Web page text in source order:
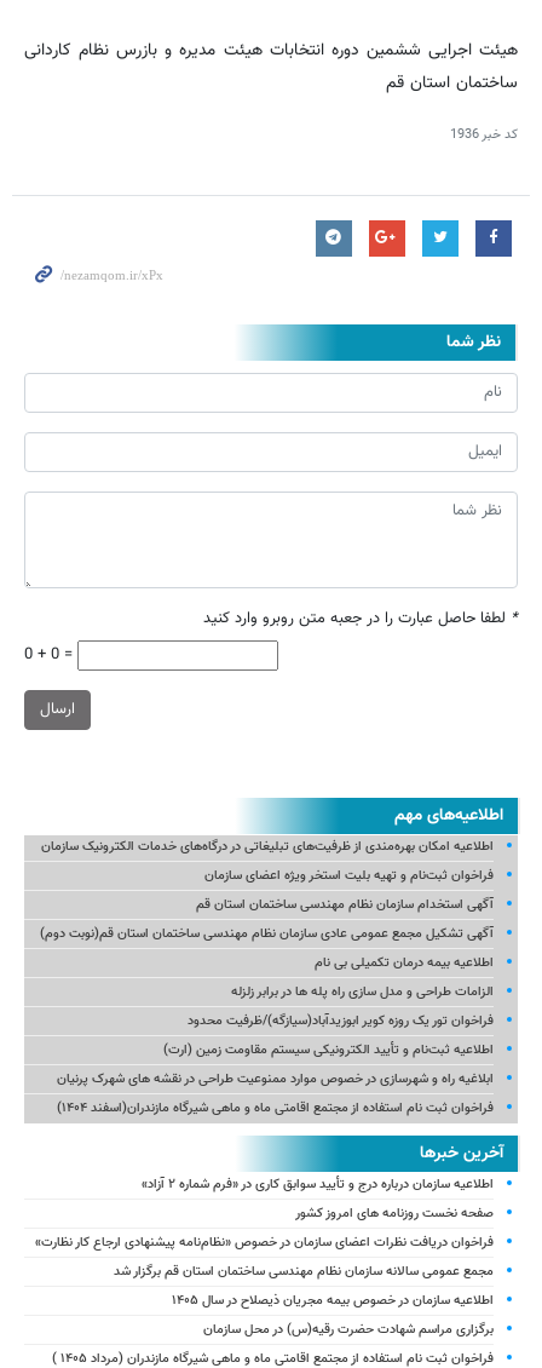
هیئت اجرایی ششمین دوره انتخابات هیئت مدیره و بازرس نظام کاردانی
ساختمان استان قم
کد خبر1936
نظر شما
* لطفا حاصل عبارت را در جعبه متن روبرو وارد کنید
0 + 0 =
ارسال
اطلاعیه‌های مهم
اطلاعیه امکان بهره‌مندی از ظرفیت‌های تبلیغاتی در درگاه‌های خدمات الکترونیک سازمان
فراخوان ثبت‌نام و تهیه بلیت استخر ویژه اعضای سازمان
آگهی استخدام سازمان نظام مهندسی ساختمان استان قم
آگهی تشکیل مجمع عمومی عادی سازمان نظام مهندسی ساختمان استان قم(نوبت دوم)
اطلاعیه بیمه درمان تکمیلی بی نام
الزامات طراحی و مدل سازی راه پله ها در برابر زلزله
فراخوان تور یک روزه کویر ابوزیدآباد(سیازگه)/ظرفیت محدود
اطلاعیه ثبت‌نام و تأیید الکترونیکی سیستم مقاومت زمین (ارت)
ابلاغیه راه و شهرسازی در خصوص موارد ممنوعیت طراحی در نقشه های شهرک پرنیان
فراخوان ثبت نام استفاده از مجتمع اقامتی ماه و ماهی شیرگاه مازندران(اسفند ۱۴۰۴)
آخرین خبرها
اطلاعیه سازمان درباره درج و تأیید سوابق کاری در «فرم شماره ۲ آزاد»
صفحه نخست روزنامه های امروز کشور
فراخوان دریافت نظرات اعضای سازمان در خصوص «نظام‌نامه پیشنهادی ارجاع کار نظارت»
مجمع عمومی سالانه سازمان نظام مهندسی ساختمان استان قم برگزار شد
اطلاعیه سازمان در خصوص بیمه مجریان ذیصلاح در سال ۱۴۰۵
برگزاری مراسم شهادت حضرت رقیه(س) در محل سازمان
فراخوان ثبت نام استفاده از مجتمع اقامتی ماه و ماهی شیرگاه مازندران (مرداد ۱۴۰۵ )